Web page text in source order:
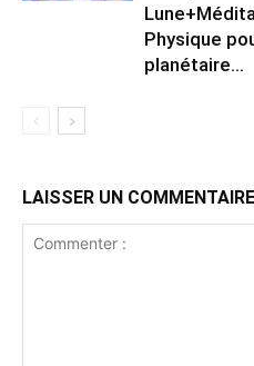
Physique
planétaire…
LAISSER UN COMMENTAIRE